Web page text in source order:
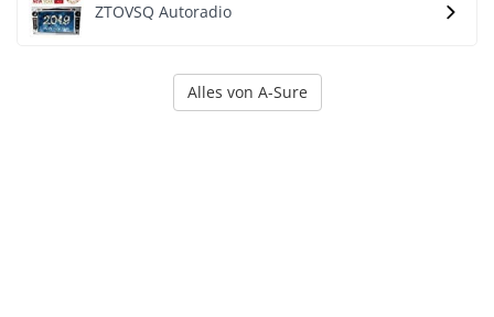
ZTOVSQ Autoradio
Alles von A-Sure